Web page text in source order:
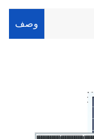
وصف